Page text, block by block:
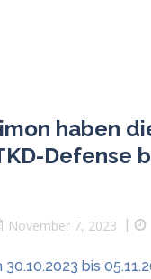
haben
Defense
November 7, 2023
bis